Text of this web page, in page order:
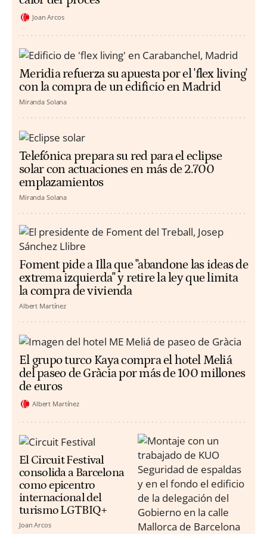
Joan Arcos
Meridia refuerza su apuesta por el 'flex living'
con la compra de un edificio en Madrid
Miranda Solana
Telefónica prepara su red para el eclipse
solar con actuaciones en más de 2.700
emplazamientos
Miranda Solana
Foment pide a Illa que "abandone las ideas de
extrema izquierda" y retire la ley que limita
la compra de vivienda
Albert Martínez
El grupo turco Kaya compra el hotel Meliá
del paseo de Gràcia por más de 100 millones
de euros
Albert Martínez
El Circuit Festival
consolida a Barcelona
como epicentro
internacional del
turismo LGTBIQ+
Joan Arcos